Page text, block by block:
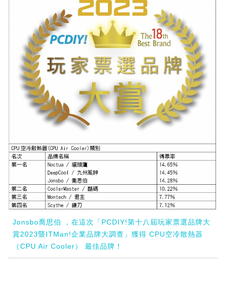
Jonsbo喬思伯 ，在這次「PCDIY!第十八屆玩家票選品牌大
賞2023暨ITMan!企業品牌大調查」獲得 CPU空冷散熱器
（CPU Air Cooler） 最佳品牌！